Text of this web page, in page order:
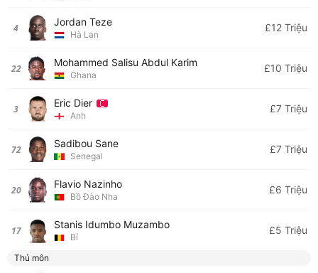
4 Jordan Teze
Hà Lan
£12 Triệu
22 Mohammed Salisu Abdul Karim
Ghana
£10 Triệu
3 Eric Dier
Anh
£7 Triệu
72 Sadibou Sane
Senegal
£7 Triệu
20 Flavio Nazinho
Bồ Đào Nha
£6 Triệu
17 Stanis Idumbo Muzambo
Bỉ
£5 Triệu
Thủ môn